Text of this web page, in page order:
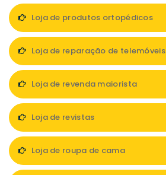
Loja de produtos ortopédicos
Loja de reparação de telemóveis
Loja de revenda maiorista
Loja de revistas
Loja de roupa de cama